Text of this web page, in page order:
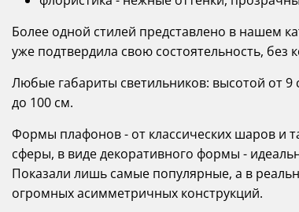
Более одной стилей представлено в нашем
уже подтвердила свою состоятельность,
Любые габариты светильников: высотой от
до 100 см.
Формы плафонов - от классических шаров и
сферы, в виде декоративного формы -
Показали лишь самые популярные, а в
огромных асимметричных конструкций.